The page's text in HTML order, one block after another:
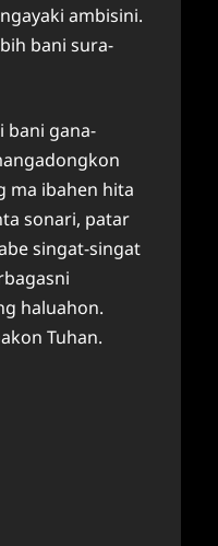
ambisini.
bani sura-
bani gana-
ma ibahen hita
sonari, patar
singat-singat
haluahon.
Tuhan.